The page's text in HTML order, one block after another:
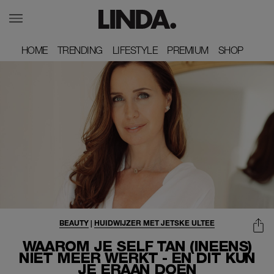
HOME
HOME TRENDING
TRENDING LIFESTYLE
LIFESTYLE PREMIUM
PREMIUM SHOP
SHOP
WAAROM JE SELF TAN (INEENS)
NIET MEER WERKT - EN DIT KUN
JE ERAAN DOEN
BEAUTY | HUIDWIJZER MET JETSKE ULTEE